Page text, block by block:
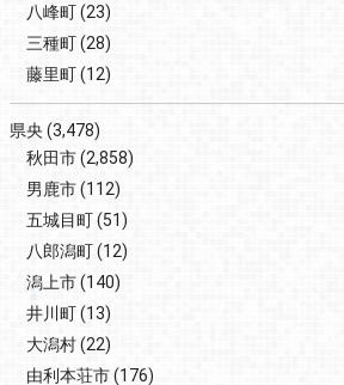
八峰町(23)
三種町(28)
藤里町(12)
県央 (3,478)
秋田市(2,858)
男鹿市(112)
五城目町(51)
八郎潟町(12)
潟上市(140)
井川町(13)
大潟村(22)
由利本荘市(176)